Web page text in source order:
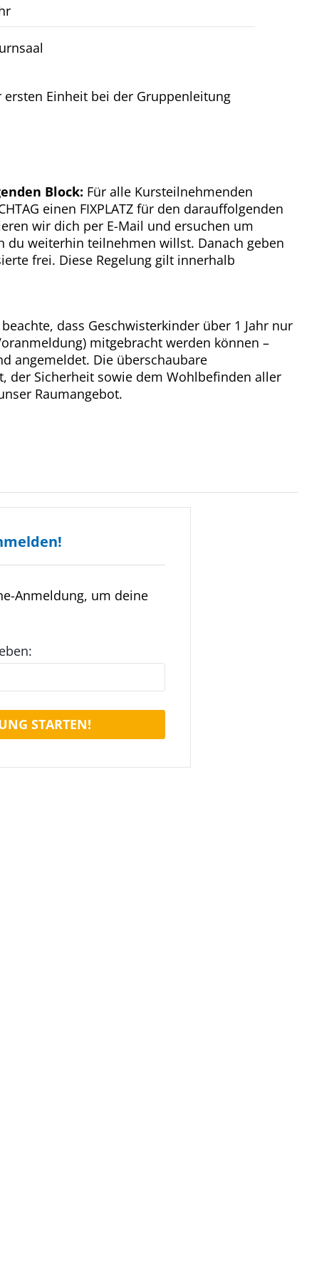
ersten Einheit bei der Gruppenleitung
Block: Für alle Kursteilnehmenden
einen FIXPLATZ für den darauffolgenden
wir dich per E-Mail und ersuchen um
du weiterhin teilnehmen willst. Danach geben
frei. Diese Regelung gilt innerhalb
dass Geschwisterkinder über 1 Jahr nur
mitgebracht werden können –
angemeldet. Die überschaubare
der Sicherheit sowie dem Wohlbefinden aller
Raumangebot.
Anmeldung, um deine
STARTEN!